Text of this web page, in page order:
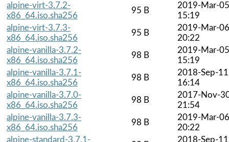
alpine-virt-3.7.2-
x86_64.iso.sha256
95 B
2019-Mar-05
15:19
alpine-virt-3.7.3-
x86_64.iso.sha256
95 B
2019-Mar-06
20:22
alpine-vanilla-3.7.2-
x86_64.iso.sha256
98 B
2019-Mar-05
15:19
alpine-vanilla-3.7.1-
x86_64.iso.sha256
98 B
2018-Sep-11
16:14
alpine-vanilla-3.7.0-
x86_64.iso.sha256
98 B
2017-Nov-
21:54
alpine-vanilla-3.7.3-
x86_64.iso.sha256
98 B
2019-Mar-06
20:22
alpine-standard-3.7.1-
2018-Sep-11